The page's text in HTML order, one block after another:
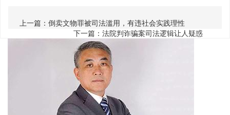
上一篇： 倒卖文物罪被司法滥用，有违社会实践理性
下一篇： 法院判诈骗案司法逻辑让人疑惑